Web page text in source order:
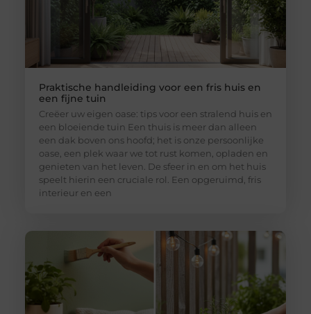
Praktische handleiding voor een fris huis en
een fijne tuin
Creëer uw eigen oase: tips voor een stralend huis en
een bloeiende tuin Een thuis is meer dan alleen
een dak boven ons hoofd; het is onze persoonlijke
oase, een plek waar we tot rust komen, opladen en
genieten van het leven. De sfeer in en om het huis
speelt hierin een cruciale rol. Een opgeruimd, fris
interieur en een